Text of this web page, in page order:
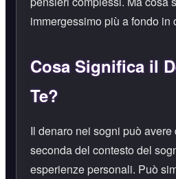
immergessimo più a fondo in
Cosa Significa il
Te?
Il denaro nei sogni può
seconda del contesto del
esperienze personali. Può